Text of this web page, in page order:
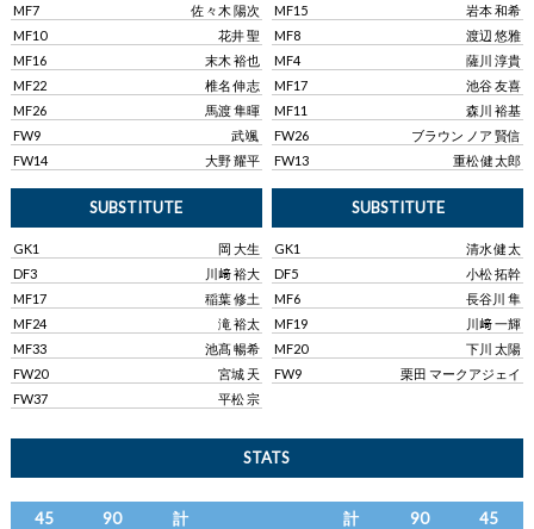
MF7
佐々木 陽次
MF10
花井 聖
MF16
末木 裕也
MF22
椎名 伸志
MF26
馬渡 隼暉
FW9
武 颯
FW14
大野 耀平
MF15
岩本 和希
MF8
渡辺 悠雅
MF4
薩川 淳貴
MF17
池谷 友喜
MF11
森川 裕基
FW26
ブラウン ノア 賢信
FW13
重松 健太郎
SUBSTITUTE
GK1
岡 大生
DF3
川﨑 裕大
MF17
稲葉 修土
MF24
滝 裕太
MF33
池髙 暢希
FW20
宮城 天
FW37
平松 宗
SUBSTITUTE
GK1
清水 健太
DF5
小松 拓幹
MF6
長谷川 隼
MF19
川﨑 一輝
MF20
下川 太陽
FW9
栗田 マークアジェイ
STATS
45 90 計 計 90
45